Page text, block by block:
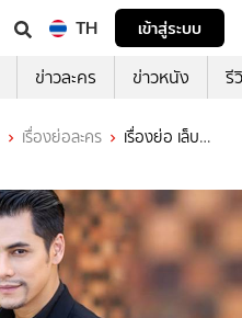
TH
เข้าสู่ระบบ
ข่าวละคร ข่าวหนัง รี
เรื่องย่อละคร
เรื่องย่อ เล็บ